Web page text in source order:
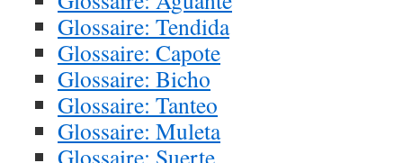
Glossaire: Tendida
Glossaire: Capote
Glossaire: Bicho
Glossaire: Tanteo
Glossaire: Muleta
Glossaire: Suerte